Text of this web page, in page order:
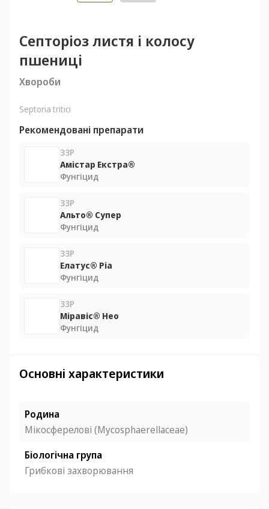
Септоріоз листя і колосу
пшениці
Хвороби
Septoria tritici
Рекомендовані препарати
ЗЗР
Амістар Екстра®
Фунгіцид
ЗЗР
Альто® Супер
Фунгіцид
ЗЗР
Елатус® Ріа
Фунгіцид
ЗЗР
Міравіс® Нео
Фунгіцид
Основні характеристики
Родина
Мікосферелові (Mycosphaerellaceae)
Біологічна група
Грибкові захворювання